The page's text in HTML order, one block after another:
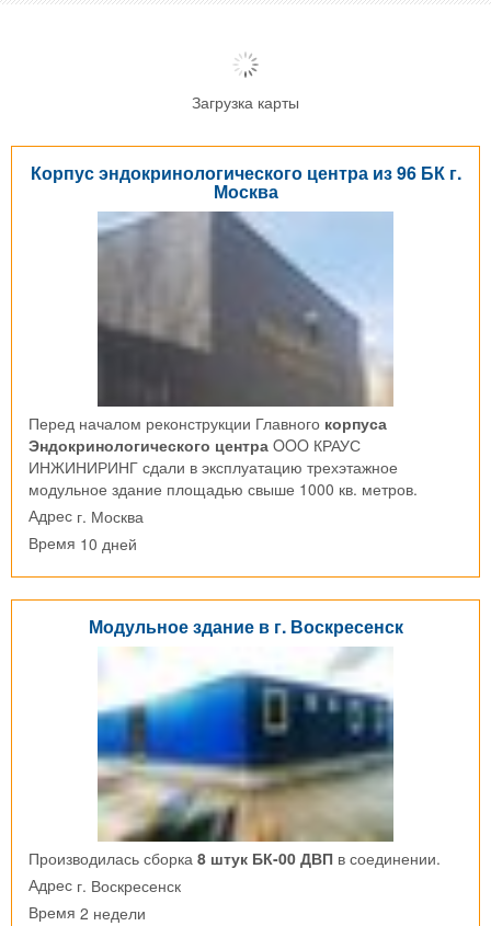
Загрузка карты
Корпус эндокринологического центра из 96 БК г.
Москва
Перед началом реконструкции Главного корпуса
Эндокринологического центра OOO КРАУС
ИНЖИНИРИНГ сдали в эксплуатацию трехэтажное
модульное здание площадью свыше 1000 кв. метров.
Адрес г. Москва
Время 10 дней
Модульное здание в г. Воскресенск
Производилась сборка 8 штук БК-00 ДВП в соединении.
Адрес г. Воскресенск
Время 2 недели